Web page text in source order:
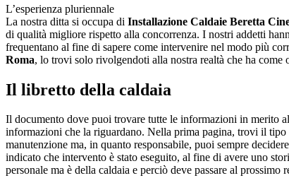
L’esperienza pluriennale
La nostra ditta si occupa di Installazione Caldaie Beretta
di qualità migliore rispetto alla concorrenza. I nostri addetti
frequentano al fine di sapere come intervenire nel modo più
Roma, lo trovi solo rivolgendoti alla nostra realtà che ha
Il libretto della caldaia
Il documento dove puoi trovare tutte le informazioni in merito
informazioni che la riguardano. Nella prima pagina, trovi il tipo
manutenzione ma, in quanto responsabile, puoi sempre
indicato che intervento è stato eseguito, al fine di avere uno
personale ma è della caldaia e perciò deve passare al prossimo